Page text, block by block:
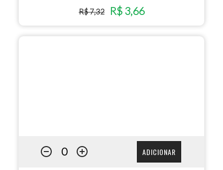
R$ 7,32 R$ 3,66
ADICIONAR